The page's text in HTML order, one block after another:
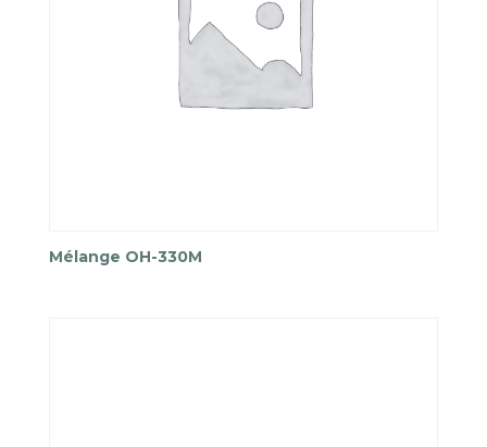
Mélange OH-330M